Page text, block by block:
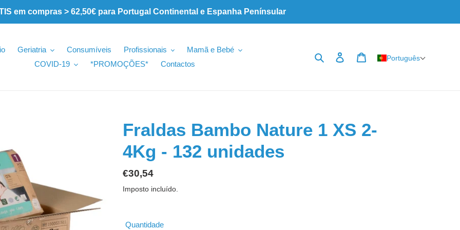
em compras > 62,50€ para Portugal Continental e Espanha Penínsular
Geriatria Consumíveis Profissionais
Mamã e Bebé
COVID-19
*PROMOÇÕES* Contactos
PesquisarIniciar sessão
CarrinhoPortuguês
Fraldas Bambo Nature 1 XS 2-
4Kg - 132 unidades
Preço
normal
€30,54
Imposto incluído.
Quantidade